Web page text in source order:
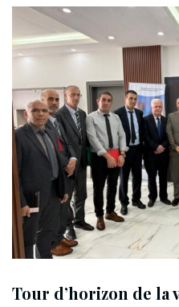
Tour d’horizon de la